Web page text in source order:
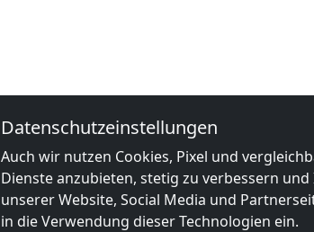
Datenschutzeinstellungen
Auch wir nutzen Cookies, Pixel und
Dienste anzubieten, stetig zu verbessern
unserer Website, Social Media und
in die Verwendung dieser Technologien ein.